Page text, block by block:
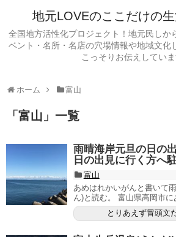
地元LOVEのここだけの
全国地方活性化プロジェクト！地元民しか
ベント・名所・名店の穴場情報や地域文化
こっそりお伝えしていま
ホーム 富山
「 富山 」 一覧
雨晴海岸元旦の日の
日の出見に行く方へ
富山
あめはれかいがんと書いて
ん)と読む。 富山県高岡市
とりあえず冒頭文